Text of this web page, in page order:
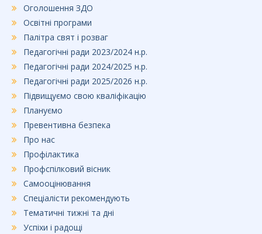
Оголошення ЗДО
Освітні програми
Палітра свят і розваг
Педагогічні ради 2023/2024 н.р.
Педагогічні ради 2024/2025 н.р.
Педагогічні ради 2025/2026 н.р.
Підвищуємо свою кваліфікацію
Плануємо
Превентивна безпека
Про нас
Профілактика
Профспілковий вісник
Самооцінювання
Спеціалісти рекомендують
Тематичні тижні та дні
Успіхи і радощі